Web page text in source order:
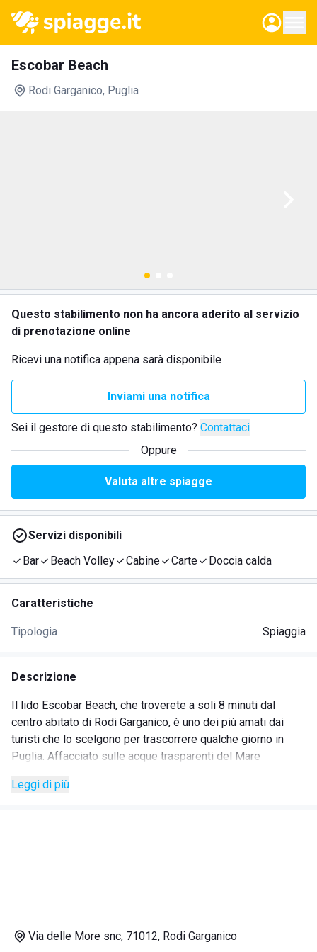
Escobar Beach
Rodi Garganico, Puglia
Questo stabilimento non ha ancora aderito al servizio
di prenotazione online
Ricevi una notifica appena sarà disponibile
Inviami una notifica
Sei il gestore di questo stabilimento? Contattaci
Oppure
Valuta altre spiagge
Servizi disponibili
Bar
Beach Volley Cabine Carte Doccia calda
Caratteristiche
Tipologia Spiaggia
Descrizione
Il lido Escobar Beach, che troverete a soli 8 minuti dal
centro abitato di Rodi Garganico, è uno dei più amati dai
turisti che lo scelgono per trascorrere qualche giorno in
Puglia. Affacciato sulle acque trasparenti del Mare
una bella spiaggia fatta di sabbia dorata e morbida.
L'Escobar Beach è il posto adatto sia per i giovani gruppi di
Avrete l'occasione di fare piacevoli pause nell'accogliente
Leggi di più
Via delle More snc, 71012, Rodi Garganico